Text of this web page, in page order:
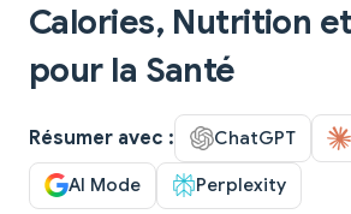
Calories, Nutrition
pour la Santé
Résumer avec : ChatGPT
AI Mode Perplexity